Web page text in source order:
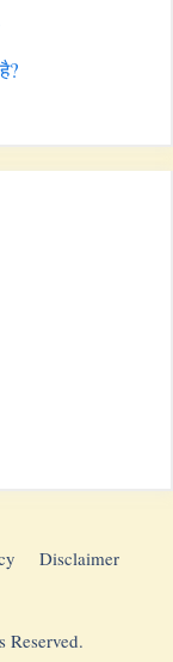
Disclaimer